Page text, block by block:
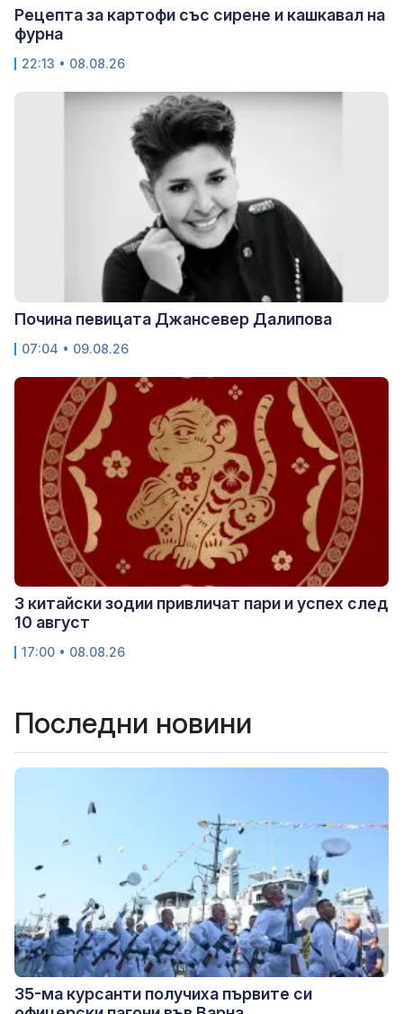
Рецепта за картофи със сирене и кашкавал на
фурна
22:13 • 08.08.26
Почина певицата Джансевер Далипова
07:04 • 09.08.26
3 китайски зодии привличат пари и успех след
10 август
17:00 • 08.08.26
Последни новини
35-ма курсанти получиха първите си